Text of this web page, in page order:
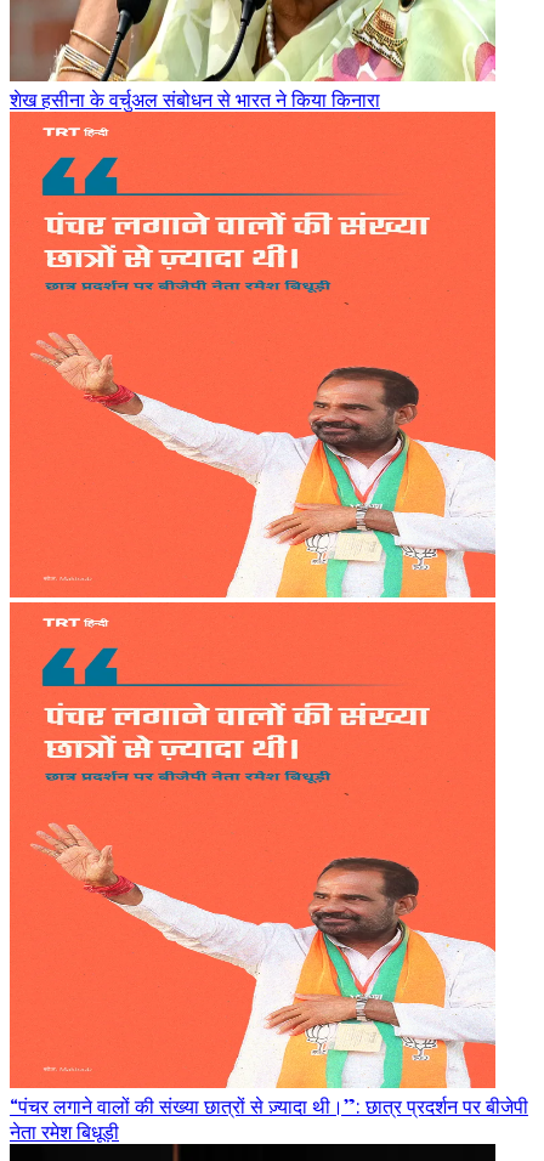
शेख हसीना के वर्चुअल संबोधन से भारत ने किया किनारा
“पंचर लगाने वालों की संख्या छात्रों से ज़्यादा थी।”: छात्र प्रदर्शन पर बीजेपी
नेता रमेश बिधूड़ी